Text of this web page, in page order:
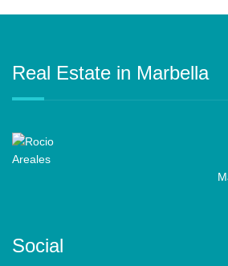
Real Estate in Marbella
Social